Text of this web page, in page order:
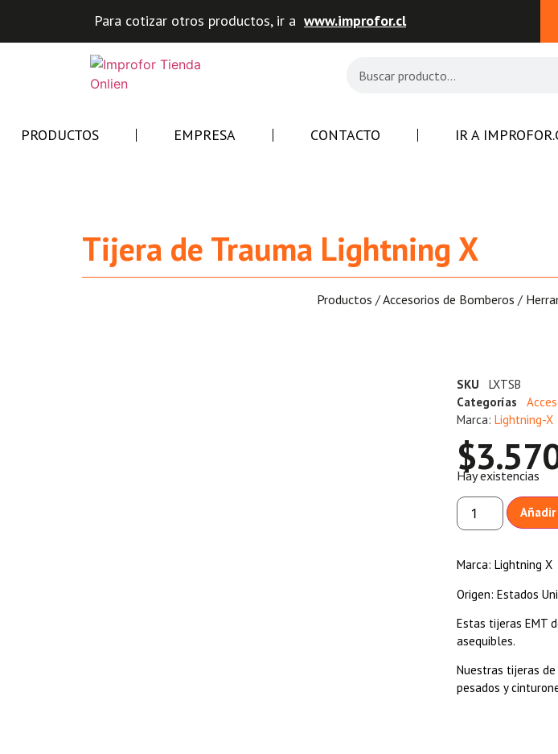
Para cotizar otros productos, ir a www.improfor.cl
PRODUCTOS EMPRESA CONTACTO IR A
Tijera de Trauma Lightning X
Productos /Accesorios de Bomberos /
SKU
LXTSB
Categorías
Marca: Lightning-X
$
Hay existencias
Marca: Lightning X
Origen: Estados
Estas tijeras EMT
asequibles.
Nuestras tijeras
pesados y